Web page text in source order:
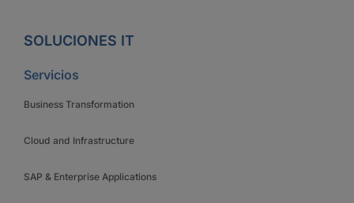
SOLUCIONES IT
Servicios
Business Transformation
Cloud and Infrastructure
SAP & Enterprise Applications